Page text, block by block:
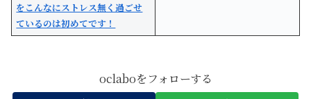
をこんなにストレス無く過ごせ
ているのは初めてです！
oclaboをフォローする